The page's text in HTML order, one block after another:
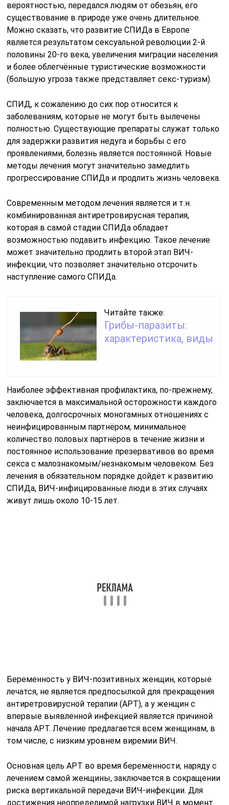
вероятностью, передался людям от обезьян, его
существование в природе уже очень длительное.
Можно сказать, что развитие СПИДа в Европе
является результатом сексуальной революции 2-й
половины 20-го века, увеличения миграции населения
и более облегчённые туристические возможности
(большую угроза также представляет секс-туризм).
СПИД, к сожалению до сих пор относится к
заболеваниям, которые не могут быть вылечены
полностью. Существующие препараты служат только
для задержки развития недуга и борьбы с его
проявлениями, болезнь является постоянной. Новые
методы лечения могут значительно замедлить
прогрессирование СПИДа и продлить жизнь человека.
Современным методом лечения является и т.н.
комбинированная антиретровирусная терапия,
которая в самой стадии СПИДа обладает
возможностью подавить инфекцию. Такое лечение
может значительно продлить второй этап ВИЧ-
инфекции, что позволяет значительно отсрочить
наступление самого СПИДа.
Читайте также:
Грибы-паразиты:
характеристика, виды
Наиболее эффективная профилактика, по-прежнему,
заключается в максимальной осторожности каждого
человека, долгосрочных моногамных отношениях с
неинфицированным партнёром, минимальное
количество половых партнёров в течение жизни и
постоянное использование презервативов во время
секса с малознакомым/незнакомым человеком. Без
лечения в обязательном порядке дойдёт к развитию
СПИДа, ВИЧ-инфицированные люди в этих случаях
живут лишь около 10-15 лет.
Беременность у ВИЧ-позитивных женщин, которые
лечатся, не является предпосылкой для прекращения
антиретровирусной терапии (АРТ), а у женщин с
впервые выявленной инфекцией является причиной
начала АРТ. Лечение предлагается всем женщинам, в
том числе, с низким уровнем виремии ВИЧ.
Основная цель АРТ во время беременности, наряду с
лечением самой женщины, заключается в сокращении
риска вертикальной передачи ВИЧ-инфекции. Для
достижения неопределимой нагрузки ВИЧ в момент